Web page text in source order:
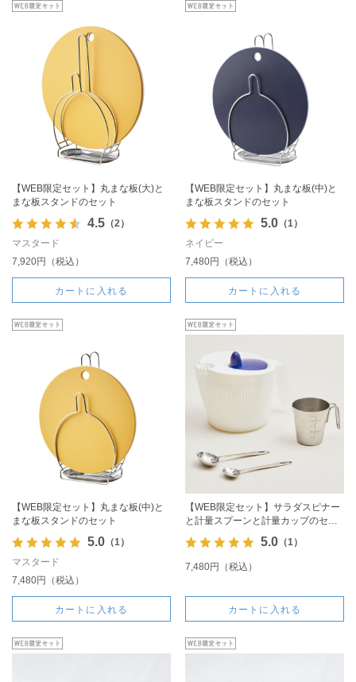
【WEB限定セット】丸まな板(大)と
まな板スタンドのセット
4.5（2）
マスタード
7,920円（税込）
カートに入れる
【WEB限定セット】丸まな板(中)と
まな板スタンドのセット
5.0（1）
ネイビー
7,480円（税込）
カートに入れる
【WEB限定セット】丸まな板(中)と
まな板スタンドのセット
5.0（1）
マスタード
7,480円（税込）
カートに入れる
【WEB限定セット】サラダスピナー
と計量スプーンと計量カップのセッ
5.0（1）
7,480円（税込）
カートに入れる